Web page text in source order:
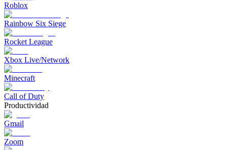
Roblox
Rainbow Six Siege
Rocket League
Xbox Live/Network
Minecraft
Call of Duty
Productividad
Gmail
Zoom